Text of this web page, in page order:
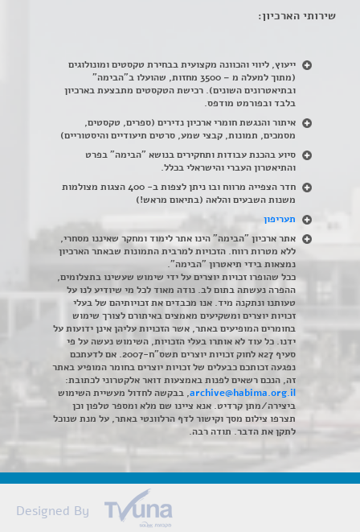
שירותי הארכיון:
ייעוץ, ליווי והכוונה מקצועית בבחירת טקסטים ומונולוגים
(מתוך למעלה מ – 3500 מחזות, שהועלו ב"הבימה"
ובתיאטרונים השונים). רכישת הטקסטים מתבצעת בארכיון
בלבד ובפורמט מודפס.
איתור והנגשת חומרי ארכיון נדירים (ספרים, טקסטים,
מסמכים, תמונות, קבצי שמע, סרטים תיעודיים והיסטוריים)
סיוע בהכנת עבודות ותחקירים בנושא "הבימה" בפרט
והתיאטרון העברי והישראלי בכלל.
חדר הצפייה מרווח ובו ניתן לצפות ב- 400 הצגות מצולמות
משנות השבעים והלאה (בתיאום מראש!)
תעריפון
אתר ארכיון "הבימה" הינו אתר לימוד ומחקר שאיננו מסחרי,
ללא מטרות רווח. הזכויות למרבית התמונות שבאתר הארכיון
נמצאות בידי תיאטרון "הבימה".
ככל שהופרו זכויות יוצרים על ידי שימוש שעשינו בתצלומים,
ההפרה נעשתה בתום לב. נודה מאוד לכל מי שיודיע לנו על
טעותנו ונתקנה מיד. אנו מכבדים את זכויותיהם של בעלי
זכויות יוצרים ומשקיעים מאמצים באיתורם לצורך שימוש
בחומרים המופיעים באתר, אשר הזכויות עליהן אינן ידועות על
ידנו. כל עוד לא אותרו בעלי הזכויות, השימוש נעשה על פי
סעיף 27א לחוק זכויות יוצרים תשס"ח-2007. אם לדעתכם
נפגעה זכותכם כבעלים של זכויות יוצרים בחומר המופיע באתר
זה, הנכם רשאים לפנות באמצעות דואר אלקטרוני לכתובת:
archive@habima.org.il, בבקשה לחדול מעשיית השימוש
ביצירה/מתן קרדיט. אנא ציינו שם מלא ומספר טלפון וכן
תצרפו צילום מסך וקישור לדף הרלוונטי באתר, על מנת שנוכל
לתקן את הדבר. תודה רבה.
Designed By